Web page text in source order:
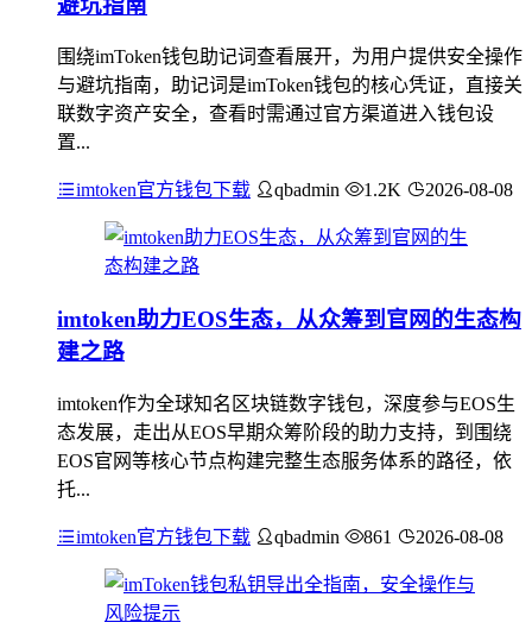
围绕imToken钱包助记词查看展开，为用户提供安全操作
与避坑指南，助记词是imToken钱包的核心凭证，直接关
联数字资产安全，查看时需通过官方渠道进入钱包设
置...
imtoken官方钱包下载 qbadmin 1.2K 2026-08-08
imtoken助力EOS生态，从众筹到官网的生态构
建之路
imtoken作为全球知名区块链数字钱包，深度参与EOS生
态发展，走出从EOS早期众筹阶段的助力支持，到围绕
EOS官网等核心节点构建完整生态服务体系的路径，依
托...
imtoken官方钱包下载 qbadmin 861 2026-08-08